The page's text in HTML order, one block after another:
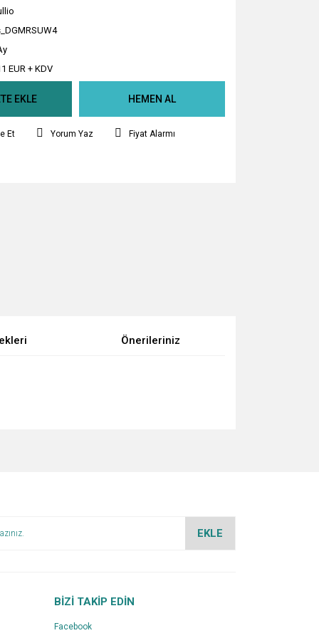
EUR + KDV
EKLE HEMEN AL
Et Yorum Yaz Fiyat Alarmı
Önerileriniz
EKLE
BİZİ TAKİP EDİN
Facebook